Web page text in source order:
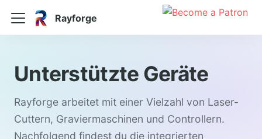
Rayforge
Unterstützte Geräte
Rayforge arbeitet mit einer Vielzahl von Laser-
Cuttern, Graviermaschinen und Controllern.
Nachfolgend findest du die integrierten